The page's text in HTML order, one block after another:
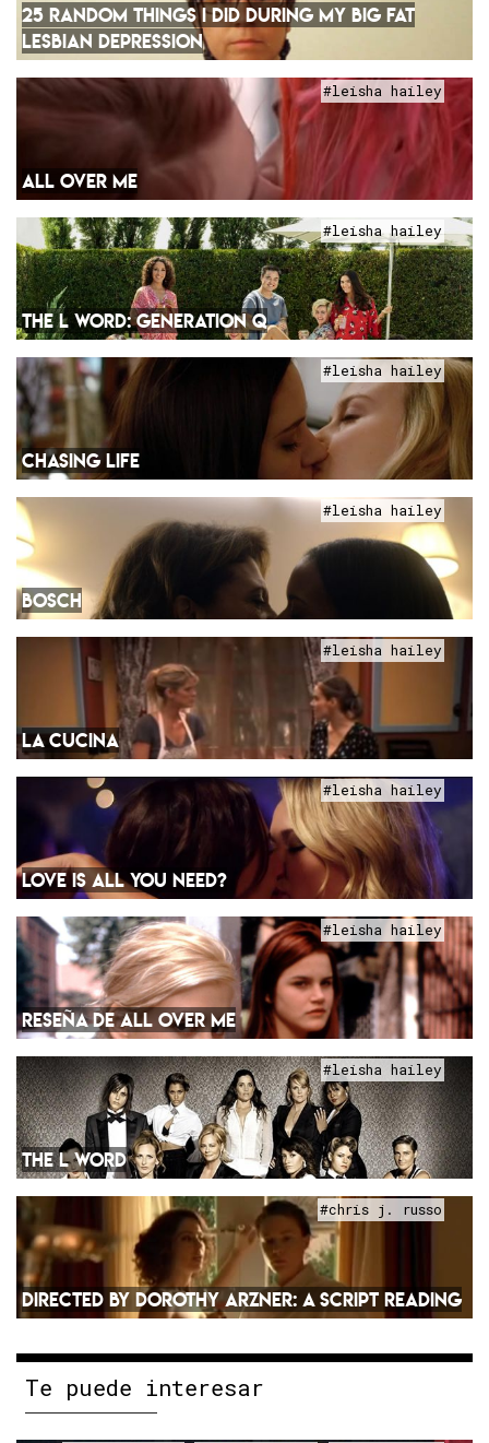
25 RANDOM THINGS I DID DURING MY BIG FAT
LESBIAN DEPRESSION
#leisha hailey
ALL OVER ME
#leisha hailey
THE L WORD: GENERATION Q
#leisha hailey
CHASING LIFE
#leisha hailey
BOSCH
#leisha hailey
LA CUCINA
#leisha hailey
LOVE IS ALL YOU NEED?
#leisha hailey
RESEÑA DE ALL OVER ME
#leisha hailey
THE L WORD
#chris j. russo
DIRECTED BY DOROTHY ARZNER: A SCRIPT READING
Te puede interesar